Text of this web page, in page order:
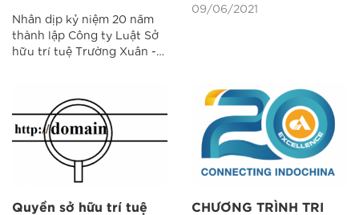
Nhân dịp kỷ niệm 20 năm
thành lập Công ty Luật Sở
hữu trí tuệ Trường Xuân -
lãnh đạo và đội ngũ luật sư,
chuyên viên của công ty,
tôi xin trân trọng gửi tới
Quý Khách hàng, Quý Đối
tác những tình cảm,...
chống Covid-19
09/06/2021
Quyền sở hữu trí tuệ
CHƯƠNG TRÌNH TRI